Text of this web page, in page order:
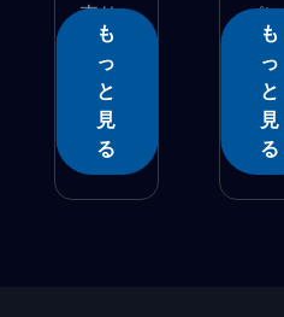
売り
か�...
も
っ
と
見
る
パン
デミ...
も
っ
と
見
る